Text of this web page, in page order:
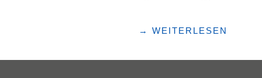
"FASNACHT:
→ WEITERLESEN